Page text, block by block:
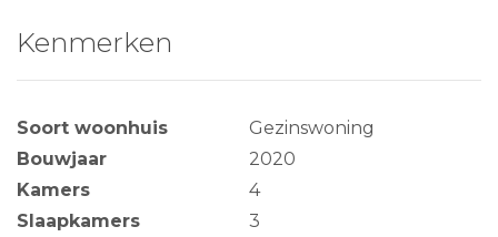
Kenmerken
Soort woonhuis
Gezinswoning
Bouwjaar
2020
Kamers
4
Slaapkamers
3